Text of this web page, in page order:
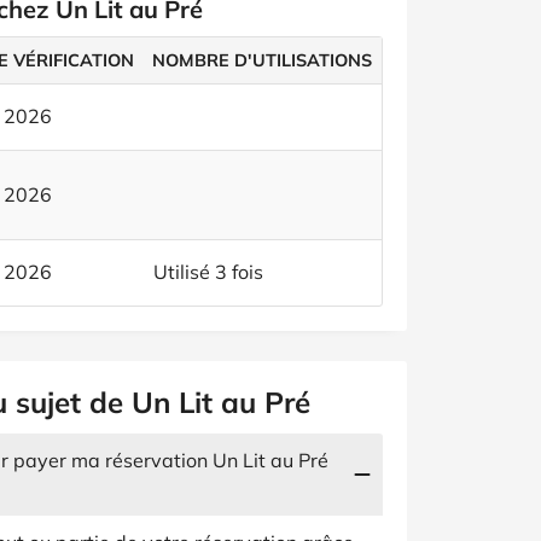
Un Lit au Pré
VÉRIFICATION NOMBRE D'UTILISATIONS
Utilisé 3 fois
sujet de Un Lit au Pré
payer ma réservation Un Lit au Pré